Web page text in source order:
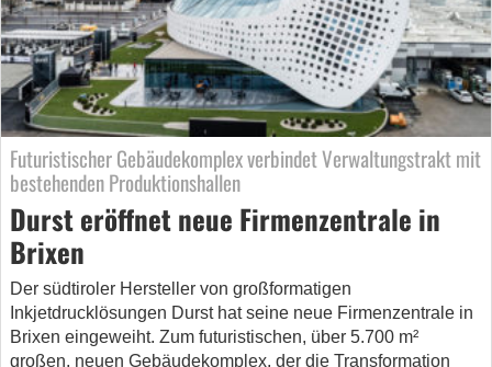
Futuristischer Gebäudekomplex verbindet Verwaltungstrakt mit
bestehenden Produktionshallen
Durst eröffnet neue Firmenzentrale in
Brixen
Der südtiroler Hersteller von großformatigen
Inkjetdrucklösungen Durst hat seine neue Firmenzentrale in
Brixen eingeweiht. Zum futuristischen, über 5.700 m²
großen, neuen Gebäudekomplex, der die Transformation